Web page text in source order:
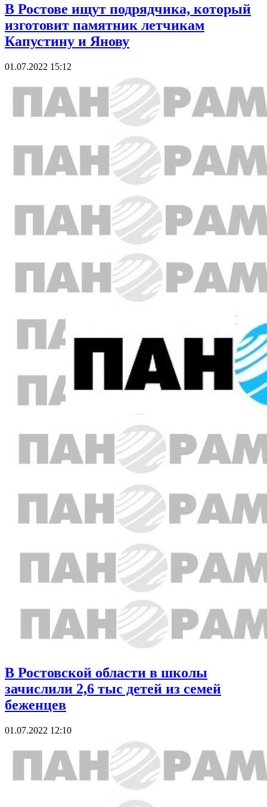
В Ростове ищут подрядчика, который
изготовит памятник летчикам
Капустину и Янову
01.07.2022 15:12
В Ростовской области в школы
зачислили 2,6 тыс детей из семей
беженцев
01.07.2022 12:10